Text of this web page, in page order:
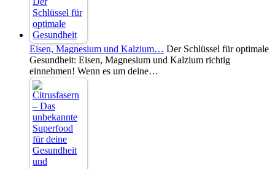
Eisen, Magnesium und Kalzium… Der Schlüssel für optimale
Gesundheit: Eisen, Magnesium und Kalzium richtig
einnehmen! Wenn es um deine…